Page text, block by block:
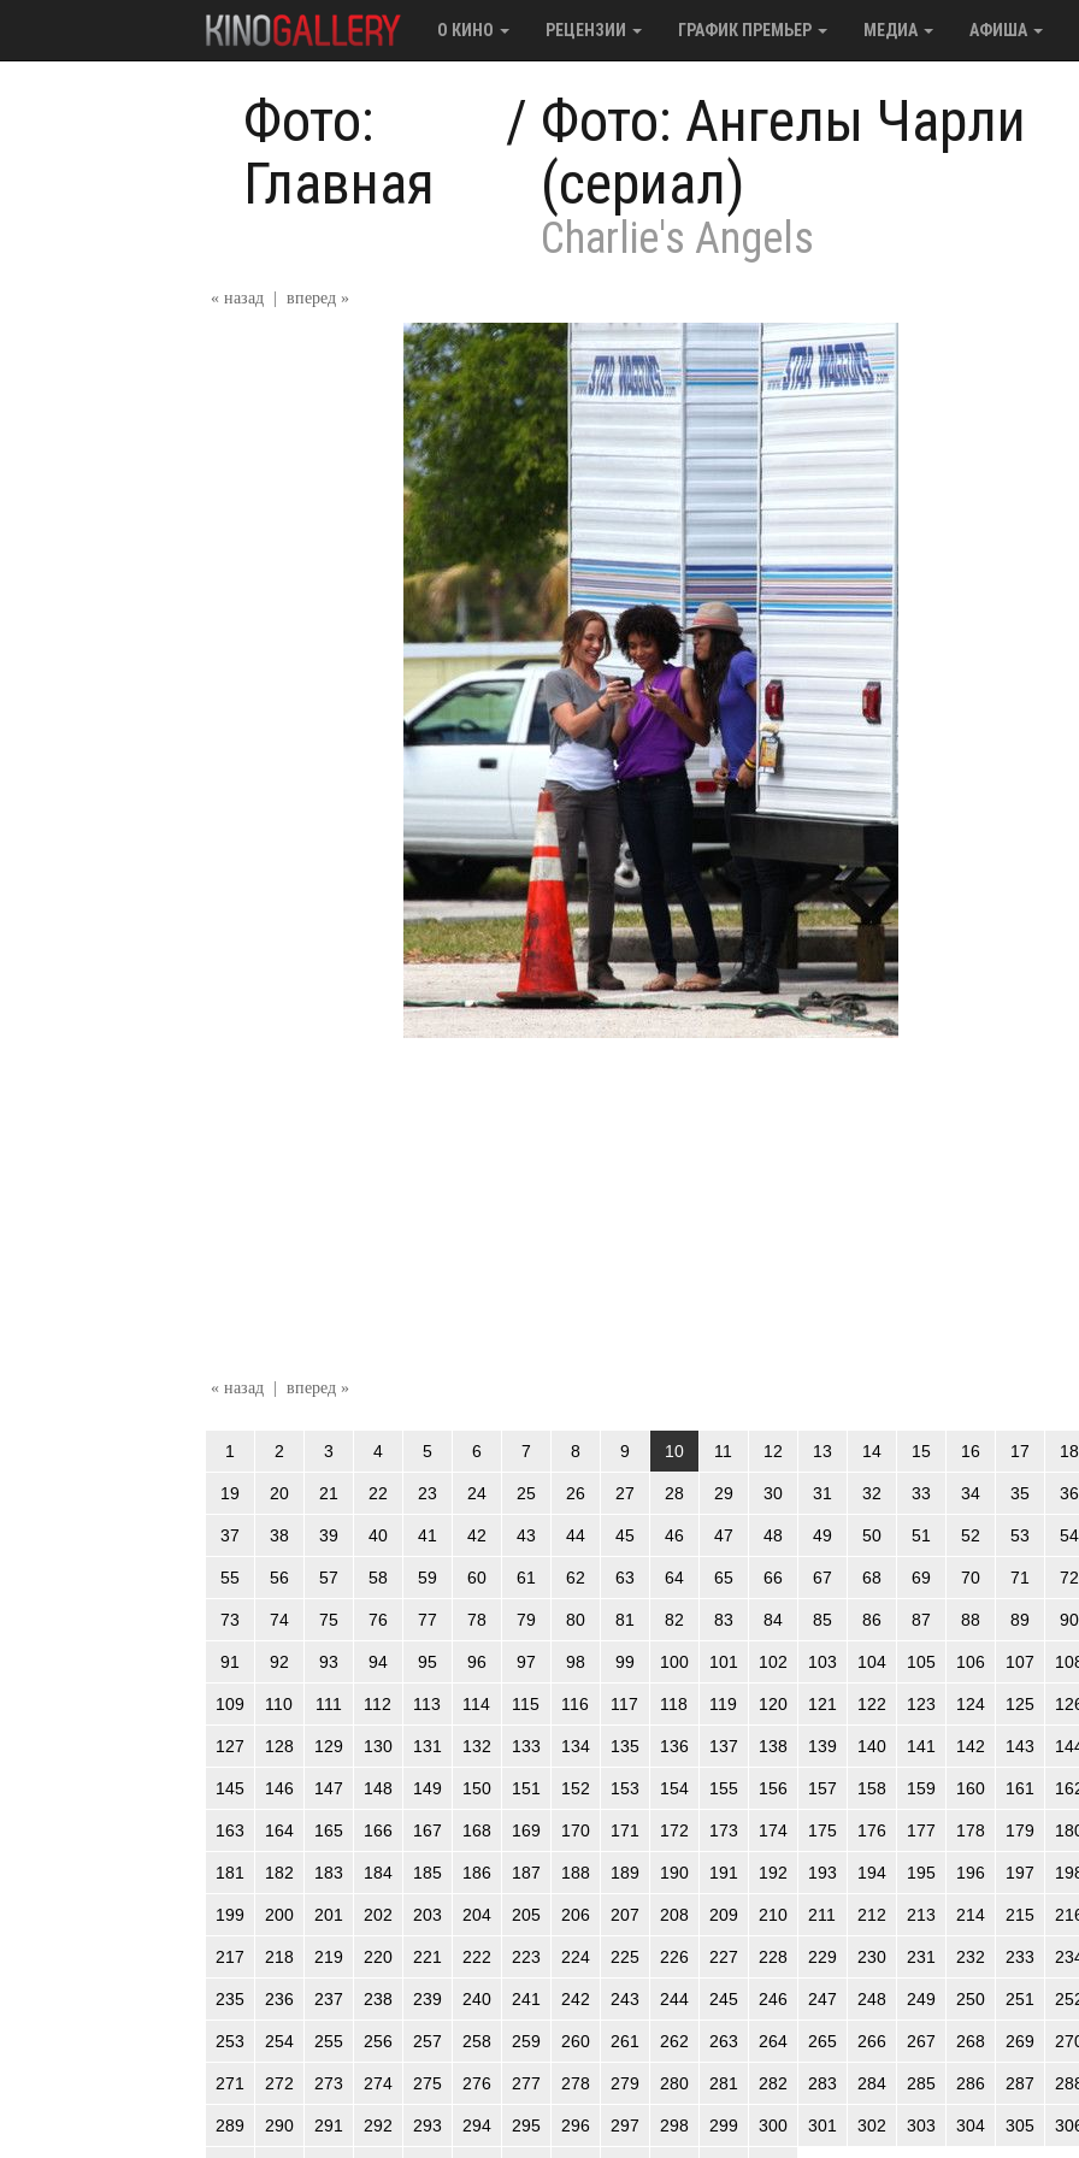
О КИНО РЕЦЕНЗИИ ГРАФИК ПРЕМЬЕР МЕДИА АФИША
Фото:
Главная
/ Фото: Ангелы Чарли
(сериал)
Charlie's Angels
« назад вперед »
« назад вперед »
1 2 3 4 5 6 7 8 9 10 11 12 13 14 15 16 17 18
19 20 21 22 23 24 25 26 27 28 29 30 31 32 33 34 35 36
37 38 39 40 41 42 43 44 45 46 47 48 49 50 51 52 53 54
55 56 57 58 59 60 61 62 63 64 65 66 67 68 69 70 71 72
73 74 75 76 77 78 79 80 81 82 83 84 85 86 87 88 89 90
91 92 93 94 95 96 97 98 99 100 101 102 103 104 105 106 107
109 110 111 112 113 114 115 116 117 118 119 120 121 122 123 124 125
127 128 129 130 131 132 133 134 135 136 137 138 139 140 141 142 143
145 146 147 148 149 150 151 152 153 154 155 156 157 158 159 160 161
163 164 165 166 167 168 169 170 171 172 173 174 175 176 177 178 179
181 182 183 184 185 186 187 188 189 190 191 192 193 194 195 196 197
199 200 201 202 203 204 205 206 207 208 209 210 211 212 213 214 215
217 218 219 220 221 222 223 224 225 226 227 228 229 230 231 232 233
235 236 237 238 239 240 241 242 243 244 245 246 247 248 249 250 251
253 254 255 256 257 258 259 260 261 262 263 264 265 266 267 268 269
271 272 273 274 275 276 277 278 279 280 281 282 283 284 285 286 287
289 290 291 292 293 294 295 296 297 298 299 300 301 302 303 304 305